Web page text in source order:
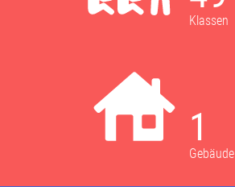
Klassen
1
Gebäude